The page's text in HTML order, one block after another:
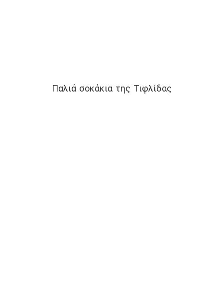
Παλιά σοκάκια της Τιφλίδας